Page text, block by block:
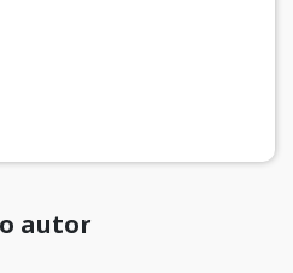
autor